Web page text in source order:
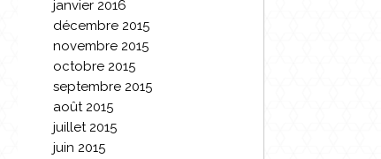
janvier 2016
décembre 2015
novembre 2015
octobre 2015
septembre 2015
août 2015
juillet 2015
juin 2015